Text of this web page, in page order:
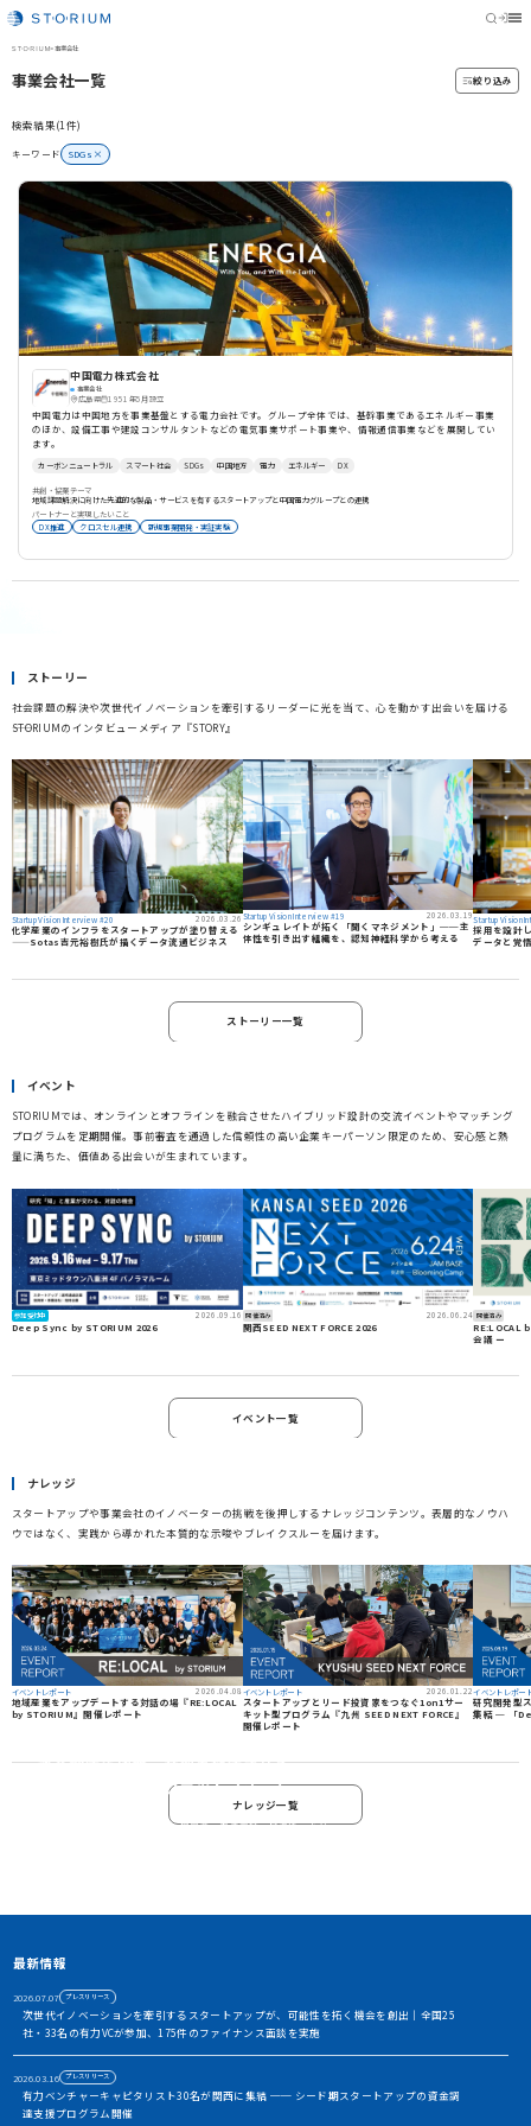
>事業会社
事業会社一覧 絞り込み
検索結果(1件)
キーワード SDGs
中国電力株式会社
事業会社
広島県 1951年5月設立
中国電力は中国地方を事業基盤とする電力会社です。グループ全体では、基幹事業であるエネルギー事業
のほか、設備工事や建設コンサルタントなどの電気事業サポート事業や、情報通信事業などを展開してい
ます。
カーボンニュートラル スマート社会 SDGs 中国地方 電力 エネルギー DX
共創・協業テーマ
地域課題解決に向けた先進的な製品・サービスを有するスタートアップと中国電力グループとの連携
パートナーと実現したいこと
DX推進
クロスセル連携 新規事業開発・実証実験
ストーリー
社会課題の解決や次世代イノベーションを牽引するリーダーに光を当て、心を動かす出会いを届ける
――STORIUMのインタビューメディア『STORY』
Startup Vision Interview #20 2026.03.26
化学産業のインフラをスタートアップが塗り替える
——Sotas吉元裕樹氏が描くデータ流通ビジネス
Startup Vision Interview #19 2026.03.19
シンギュレイトが拓く「聞くマネジメント」──主
体性を引き出す組織を、認知神経科学から考える
Startup Vision
採用を設計
データと覚
ストーリー一覧
イベント
STORIUMでは、オンラインとオフラインを融合させたハイブリッド設計の交流イベントやマッチング
プログラムを定期開催。事前審査を通過した信頼性の高い企業キーパーソン限定のため、安心感と熱
量に満ちた、価値ある出会いが生まれています。
参加受付中 2026.09.16
Deep Sync by STORIUM 2026
開催済み 2026.06.24
関西SEED NEXT FORCE 2026
開催済み
RE:LOCAL
会議 ー
イベント一覧
ナレッジ
スタートアップや事業会社のイノベーターの挑戦を後押しするナレッジコンテンツ。表層的なノウハ
ウではなく、実践から導かれた本質的な示唆やブレイクスルーを届けます。
イベントレポート 2026.04.08
地域産業をアップデートする対話の場『RE:LOCAL
by STORIUM』開催レポート
イベントレポート 2026.01.22
スタートアップとリード投資家をつなぐ1on1サー
キット型プログラム『九州 SEED NEXT FORCE』
開催レポート
イベントレポー
研究開発型
集結 ─ 「
ナレッジ一覧
資金調達や協業・共創を加速させる
イノベーション・プラットフォーム
STORIUMは、スタートアップ、投資家、事業会社、自治体、アカ
最新情報
2026.07.07 プレスリリース
次世代イノベーションを牽引するスタートアップが、可能性を拓く機会を創出｜全国25
社・33名の有力VCが参加、175件のファイナンス面談を実施
2026.03.16 プレスリリース
有力ベンチャーキャピタリスト30名が関西に集結 ── シード期スタートアップの資金調
達支援プログラム開催